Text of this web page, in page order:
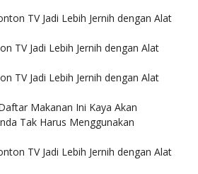
TV Jadi Lebih Jernih dengan Alat
TV Jadi Lebih Jernih dengan Alat
TV Jadi Lebih Jernih dengan Alat
Makanan Ini Kaya Akan
Tak Harus Menggunakan
TV Jadi Lebih Jernih dengan Alat